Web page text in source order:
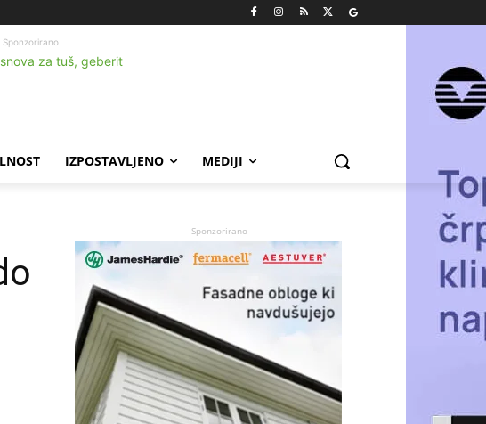
Sponzorirano
IZPOSTAVLJENO MEDIJI
Sponzorirano